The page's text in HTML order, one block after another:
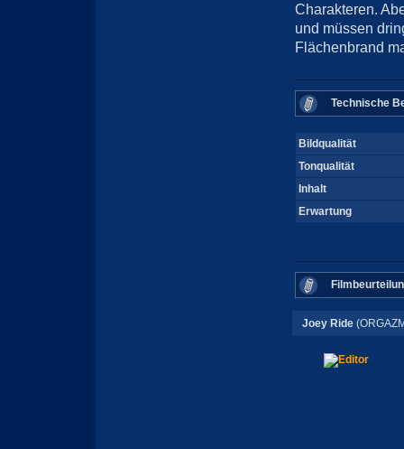
Charakteren.
und müssen
Flächenbrand
Technische
Bildqualität
Tonqualität
Inhalt
Erwartung
Joey Ride